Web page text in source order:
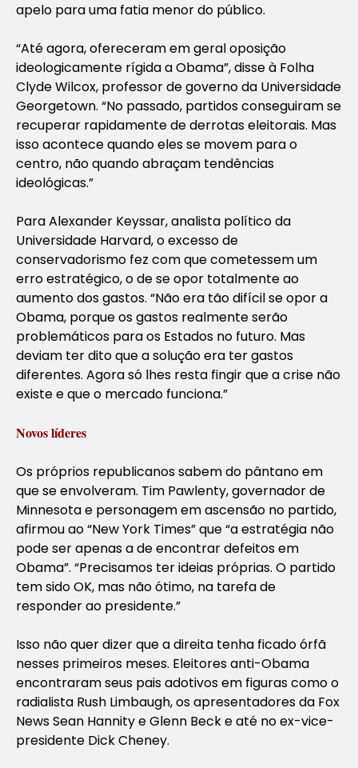
apelo para uma fatia menor do público.
“Até agora, ofereceram em geral oposição
ideologicamente rígida a Obama”, disse à Folha
Clyde Wilcox, professor de governo da Universidade
Georgetown. “No passado, partidos conseguiram se
recuperar rapidamente de derrotas eleitorais. Mas
isso acontece quando eles se movem para o
centro, não quando abraçam tendências
ideológicas.”
Para Alexander Keyssar, analista político da
Universidade Harvard, o excesso de
conservadorismo fez com que cometessem um
erro estratégico, o de se opor totalmente ao
aumento dos gastos. “Não era tão difícil se opor a
Obama, porque os gastos realmente serão
problemáticos para os Estados no futuro. Mas
deviam ter dito que a solução era ter gastos
diferentes. Agora só lhes resta fingir que a crise não
existe e que o mercado funciona.”
Novos líderes
Os próprios republicanos sabem do pântano em
que se envolveram. Tim Pawlenty, governador de
Minnesota e personagem em ascensão no partido,
afirmou ao “New York Times” que “a estratégia não
pode ser apenas a de encontrar defeitos em
Obama”. “Precisamos ter ideias próprias. O partido
tem sido OK, mas não ótimo, na tarefa de
responder ao presidente.”
Isso não quer dizer que a direita tenha ficado órfã
nesses primeiros meses. Eleitores anti-Obama
encontraram seus pais adotivos em figuras como o
radialista Rush Limbaugh, os apresentadores da Fox
News Sean Hannity e Glenn Beck e até no ex-vice-
presidente Dick Cheney.